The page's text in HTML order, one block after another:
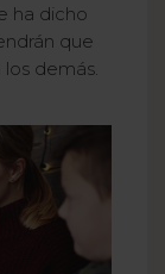
ha dicho
que
demás.